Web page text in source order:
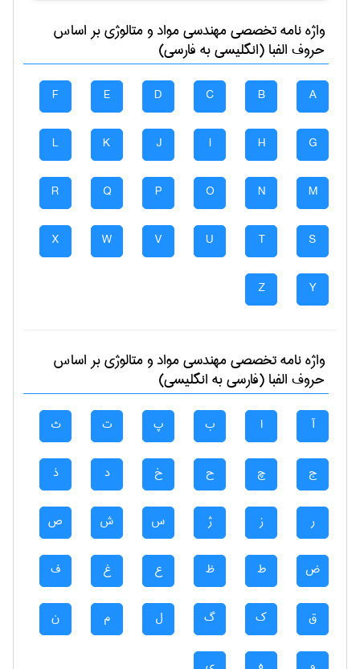
واژه نامه تخصصیمهندسی مواد و متالوژیبر اساس
حروف الفبا (انگلیسی به فارسی)
A
B
C
D
E
F
G
H
I
J
K
L
M
N
O
P
Q
R
S
T
U
V
W
X
Y
Z
واژه نامه تخصصیمهندسی مواد و متالوژیبر اساس
حروف الفبا (فارسی به انگلیسی)
آ ا ب پ ت ث
ج چ ح خ د ذ
ر ز ژ س ش ص
ض ط ظ ع غ ف
ق ک گ ل م ن